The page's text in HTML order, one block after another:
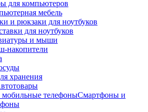
для компьютеров
мебель
и рюкзаки для ноутбуков
для ноутбуков
и мыши
накопители
хранения
Смартфоны и